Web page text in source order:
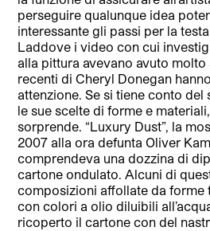
perseguire qualunque idea
interessante gli passi per la testa.
Laddove i video con cui
alla pittura avevano avuto
recenti di Cheryl Donegan
attenzione. Se si tiene conto del
le sue scelte di forme e
sorprende. “Luxury Dust”, la
2007 alla ora defunta Oliver
comprendeva una dozzina di
cartone ondulato. Alcuni di
composizioni affollate da forme
con colori a olio diluibili
ricoperto il cartone con del